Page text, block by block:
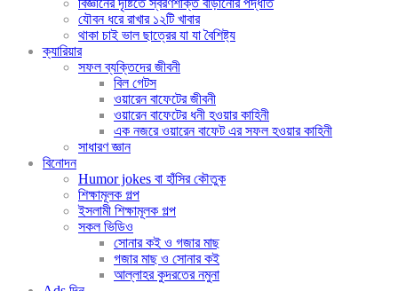
বিজ্ঞানের দৃষ্টিতে স্বরণশক্তি বাড়ানোর পদ্ধতি
যৌবন ধরে রাখার ১২টি খাবার
থাকা চাই ভাল ছাত্রের যা যা বৈশিষ্ট্য
ক্যারিয়ার
সফল ব্যক্তিদের জীবনী
বিল গেটস
ওয়ারেন বাফেটের জীবনী
ওয়ারেন বাফেটের ধনী হওয়ার কাহিনী
এক নজরে ওয়ারেন বাফেট এর সফল হওয়ার কাহিনী
সাধারণ জ্ঞান
বিনোদন
Humor jokes বা হাঁসির কৌতুক
শিক্ষামূলক গল্প
ইসলামী শিক্ষামূলক গল্প
সকল ভিডিও
সোনার কই ও গজার মাছ
গজার মাছ ও সোনার কই
আল্লাহর কুদরতের নমুনা